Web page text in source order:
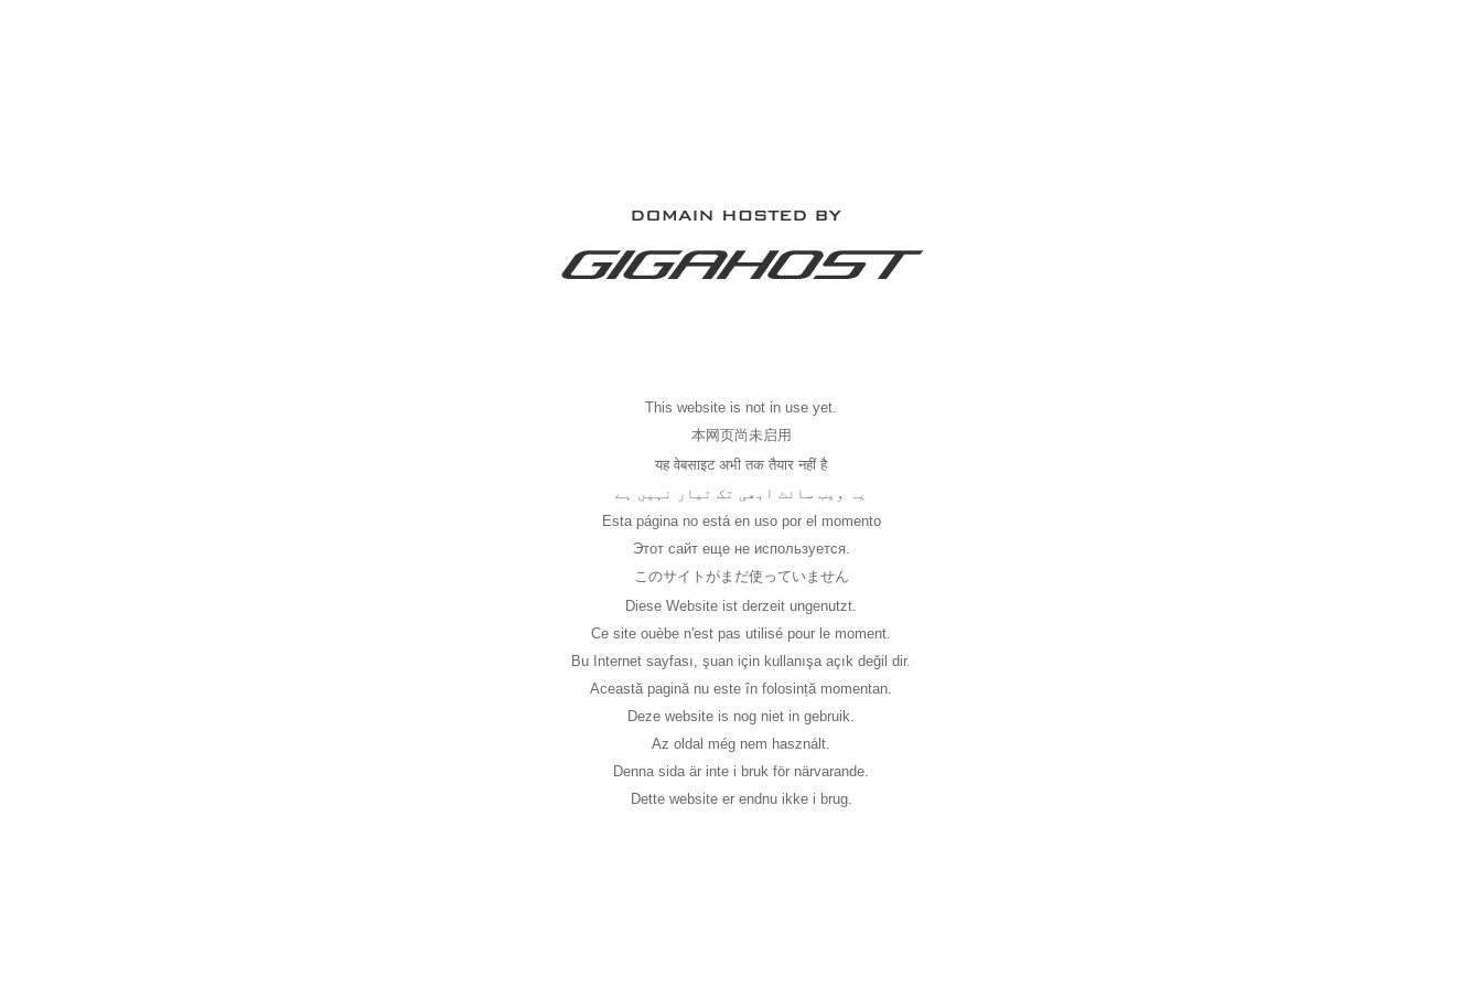
This website is not in use yet.
本网页尚未启用
यह वेबसाइट अभी तक तैयार नहीं है
یہ ویب سائٹ ابھی تک تیار نہیں ہے
Esta página no está en uso por el momento
Этот сайт еще не используется.
このサイトがまだ使っていません
Diese Website ist derzeit ungenutzt.
Ce site ouèbe n'est pas utilisé pour le moment.
Bu Internet sayfası, şuan için kullanışa açık değil dir.
Această pagină nu este în folosință momentan.
Deze website is nog niet in gebruik.
Az oldal még nem használt.
Denna sida är inte i bruk för närvarande.
Dette website er endnu ikke i brug.